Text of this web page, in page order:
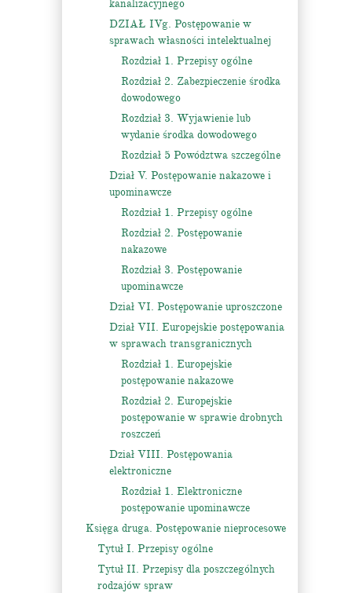
kanalizacyjnego
DZIAŁ IVg. Postępowanie w
sprawach własności intelektualnej
Rozdział 1. Przepisy ogólne
Rozdział 2. Zabezpieczenie środka
dowodowego
Rozdział 3. Wyjawienie lub
wydanie środka dowodowego
Rozdział 5 Powództwa szczególne
Dział V. Postępowanie nakazowe i
upominawcze
Rozdział 1. Przepisy ogólne
Rozdział 2. Postępowanie
nakazowe
Rozdział 3. Postępowanie
upominawcze
Dział VI. Postępowanie uproszczone
Dział VII. Europejskie postępowania
w sprawach transgranicznych
Rozdział 1. Europejskie
postępowanie nakazowe
Rozdział 2. Europejskie
postępowanie w sprawie drobnych
roszczeń
Dział VIII. Postępowania
elektroniczne
Rozdział 1. Elektroniczne
postępowanie upominawcze
Księga druga. Postępowanie nieprocesowe
Tytuł I. Przepisy ogólne
Tytuł II. Przepisy dla poszczególnych
rodzajów spraw